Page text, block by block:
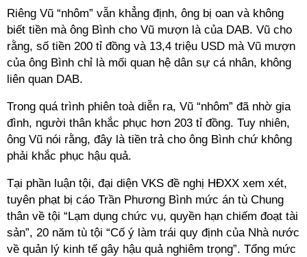
Riêng Vũ “nhôm” vẫn khẳng định, ông bị oan và không
biết tiền mà ông Bình cho Vũ mượn là của DAB. Vũ cho
rằng, số tiền 200 tỉ đồng và 13,4 triệu USD mà Vũ mượn
của ông Bình chỉ là mối quan hệ dân sự cá nhân, không
liên quan DAB.
Trong quá trình phiên toà diễn ra, Vũ “nhôm” đã nhờ gia
đình, người thân khắc phục hơn 203 tỉ đồng. Tuy nhiên,
ông Vũ nói rằng, đây là tiền trả cho ông Bình chứ không
phải khắc phục hậu quả.
Tại phần luận tội, đại diện VKS đề nghị HĐXX xem xét,
tuyên phạt bị cáo Trần Phương Bình mức án tù Chung
thân về tội “Lạm dụng chức vụ, quyền hạn chiếm đoạt tài
sản”, 20 năm tù tội “Cố ý làm trái quy định của Nhà nước
về quản lý kinh tế gây hậu quả nghiêm trọng”. Tổng mức